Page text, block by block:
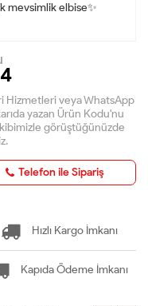
mevsimlik elbise✨
Hizmetleri veya WhatsApp
yazan Ürün Kodu'nu
görüştüğünüzde
Telefon ile Sipariş
Hızlı Kargo İmkanı
Kapıda Ödeme İmkanı